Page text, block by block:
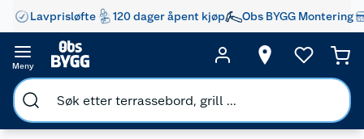
Lavprisløfte 120 dager åpent kjøp Obs BYGG Montering
Meny